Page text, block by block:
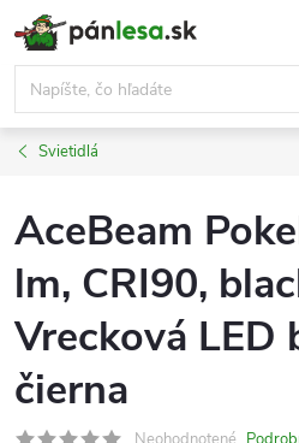
Prejsť
na
obsah
Svietidlá
AceBeam
lm, CRI90,
Vrecková LED
čierna